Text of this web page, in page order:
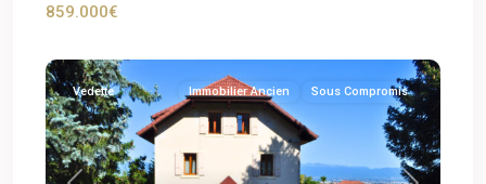
859.000€
Vedette Immobilier Ancien Sous Compromis